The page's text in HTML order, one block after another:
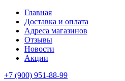
Главная
Доставка и оплата
Адреса магазинов
Отзывы
Новости
Акции
+7 (900) 951-88-99